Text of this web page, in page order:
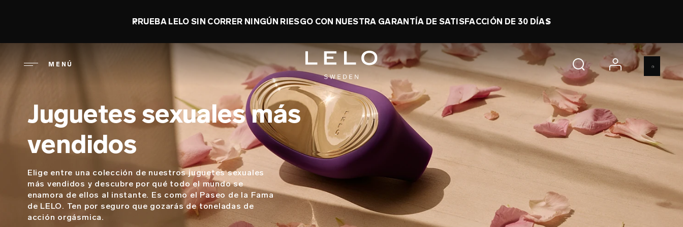
principal
PRUEBA LELO SIN CORRER NINGÚN RIESGO CON NUESTRA GARANTÍA DE SATISFACCIÓN DE 30 DÍAS
MENÚ account
Juguetes sexuales más
vendidos
Descripción
Elige entre una colección de nuestros juguetes sexuales
más vendidos y descubre por qué todo el mundo se
enamora de ellos al instante. Es como el Paseo de la Fama
de LELO. Ten por seguro que gozarás de toneladas de
acción orgásmica.